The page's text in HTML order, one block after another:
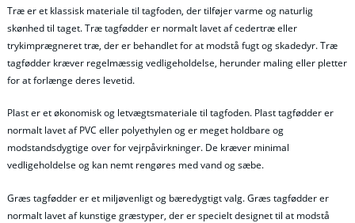
Træ er et klassisk materiale til tagfoden, der tilføjer varme og naturlig
skønhed til taget. Træ tagfødder er normalt lavet af cedertræ eller
trykimprægneret træ, der er behandlet for at modstå fugt og skadedyr. Træ
tagfødder kræver regelmæssig vedligeholdelse, herunder maling eller pletter
for at forlænge deres levetid.
Plast er et økonomisk og letvægtsmateriale til tagfoden. Plast tagfødder er
normalt lavet af PVC eller polyethylen og er meget holdbare og
modstandsdygtige over for vejrpåvirkninger. De kræver minimal
vedligeholdelse og kan nemt rengøres med vand og sæbe.
Græs tagfødder er et miljøvenligt og bæredygtigt valg. Græs tagfødder er
normalt lavet af kunstige græstyper, der er specielt designet til at modstå